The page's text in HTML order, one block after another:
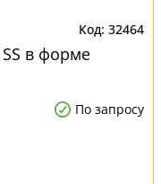
32464
в форме
По запросу